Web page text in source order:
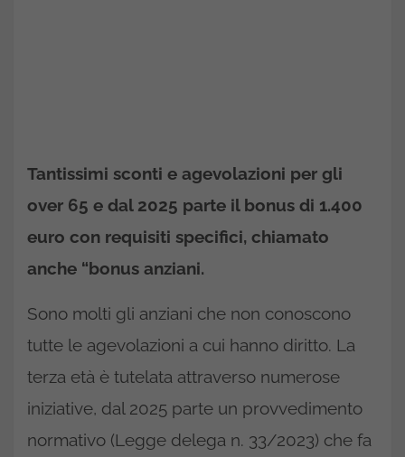
Tantissimi sconti e agevolazioni per gli
over 65 e dal 2025 parte il bonus di 1.400
euro con requisiti specifici, chiamato
anche “bonus anziani.
Sono molti gli anziani che non conoscono
tutte le agevolazioni a cui hanno diritto. La
terza età è tutelata attraverso numerose
iniziative, dal 2025 parte un provvedimento
normativo (Legge delega n. 33/2023) che fa